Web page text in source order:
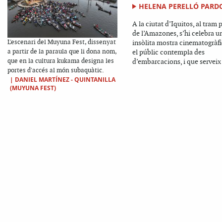
L'escenari del Muyuna Fest, dissenyat
a partir de la paraula que li dona nom,
que en la cultura kukama designa les
portes d'accés al món subaquàtic.
| DANIEL MARTÍNEZ - QUINTANILLA
(MUYUNA FEST)
HELENA PERELLÓ
A la ciutat d’Iquitos, al tram
de l’Amazones, s’hi celebra
insòlita mostra
el públic contempla des
d’embarcacions, i que